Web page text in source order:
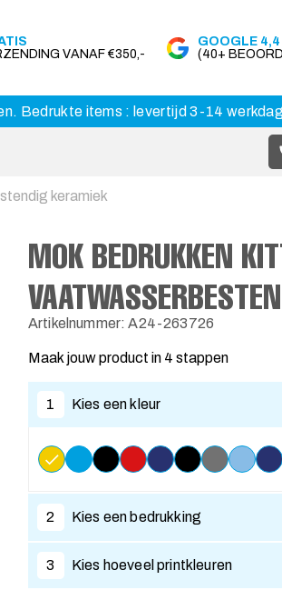
VANAF €350,-
GOOGLE 4,4
(40+
Bedrukte items : levertijd 3-14
keramiek
MOK BEDRUKKEN
Artikelnummer: A24-263726
Maak jouw product in 4 stappen
1 Kies een kleur
2 Kies een bedrukking
3 Kies hoeveel printkleuren